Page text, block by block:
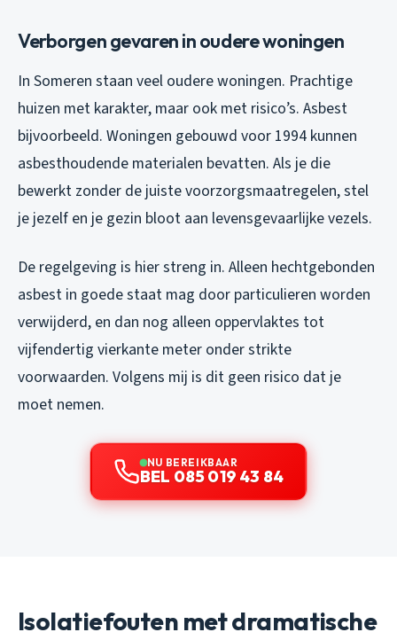
Verborgen gevaren in oudere woningen
In Someren staan veel oudere woningen. Prachtige
huizen met karakter, maar ook met risico’s. Asbest
bijvoorbeeld. Woningen gebouwd voor 1994 kunnen
asbesthoudende materialen bevatten. Als je die
bewerkt zonder de juiste voorzorgsmaatregelen, stel
je jezelf en je gezin bloot aan levensgevaarlijke vezels.
De regelgeving is hier streng in. Alleen hechtgebonden
asbest in goede staat mag door particulieren worden
verwijderd, en dan nog alleen oppervlaktes tot
vijfendertig vierkante meter onder strikte
voorwaarden. Volgens mij is dit geen risico dat je
moet nemen.
NU BEREIKBAAR
BEL 085 019 43 84
Isolatiefouten met dramatische